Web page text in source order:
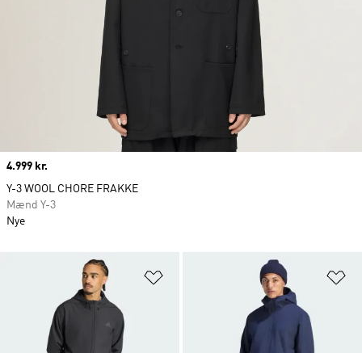
Price
4.999 kr.
Y-3 WOOL CHORE FRAKKE
Mænd Y-3
Nye